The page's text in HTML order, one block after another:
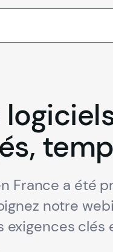
a été
notre
exigences